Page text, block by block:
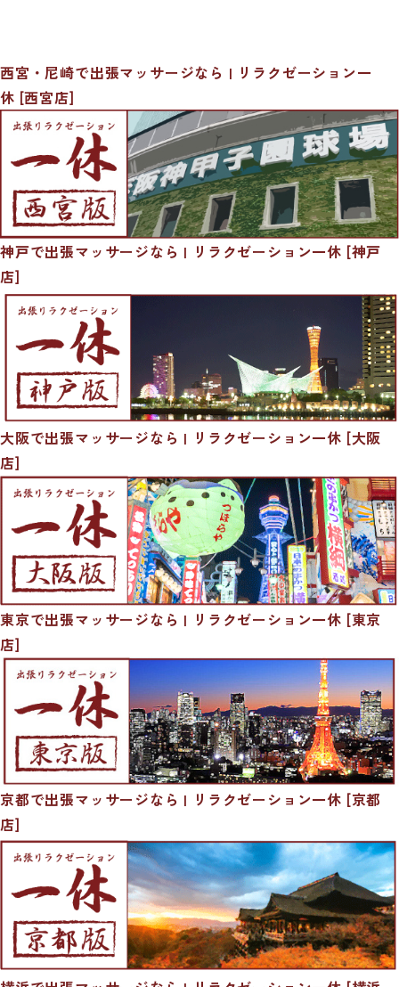
西宮・尼崎で出張マッサージなら | リラクゼーション一
休 [西宮店]
神戸で出張マッサージなら | リラクゼーション一休 [神戸
店]
大阪で出張マッサージなら | リラクゼーション一休 [大阪
店]
東京で出張マッサージなら | リラクゼーション一休 [東京
店]
京都で出張マッサージなら | リラクゼーション一休 [京都
店]